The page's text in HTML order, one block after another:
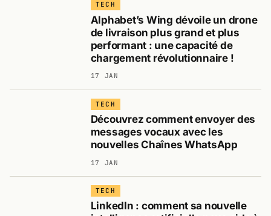
TECH
Alphabet’s Wing dévoile un drone
de livraison plus grand et plus
performant : une capacité de
chargement révolutionnaire !
17 JAN
TECH
Découvrez comment envoyer des
messages vocaux avec les
nouvelles Chaînes WhatsApp
17 JAN
TECH
LinkedIn : comment sa nouvelle